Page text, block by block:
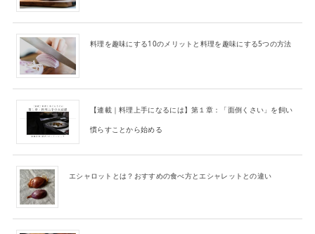
料理を趣味にする10のメリットと料理を趣味にする5つの方法
【連載｜料理上手になるには】第１章：「面倒くさい」を飼い
慣らすことから始める
エシャロットとは？おすすめの食べ方とエシャレットとの違い